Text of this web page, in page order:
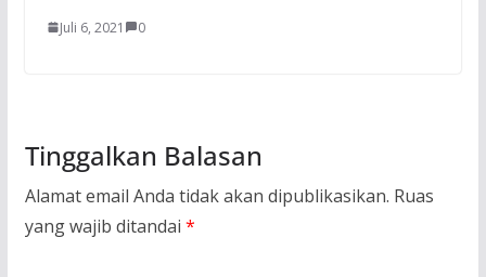
Juli 6, 2021 0
Tinggalkan Balasan
Alamat email Anda tidak akan dipublikasikan. Ruas
yang wajib ditandai *